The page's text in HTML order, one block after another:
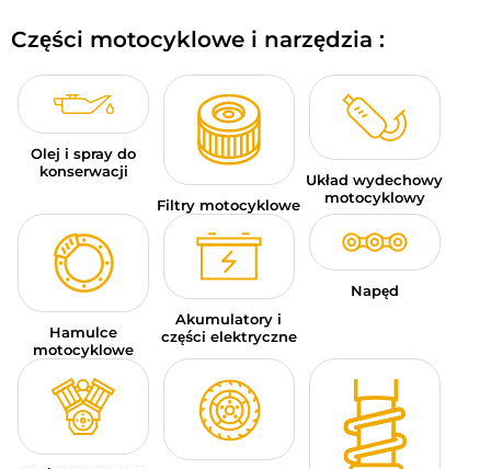
OKAZJE I PROMOCJE
KARTY PODARUNKOWE
PL | EUR € — MODYFIKUJ
MARKI
PORADY
SKONTAKTUJ SIĘ Z NAMI
Części motocyklowe i narzędzia :
Olej i spray do
konserwacji
Filtry motocyklowe
Układ wydechowy
motocyklowy
Hamulce
motocyklowe
Akumulatory i
części elektryczne
Napęd